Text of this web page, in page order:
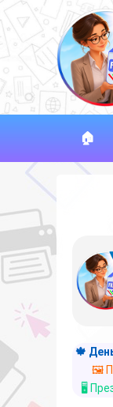
Перейти
к
содержимому
🏠
🍁
🖼️
🖥️